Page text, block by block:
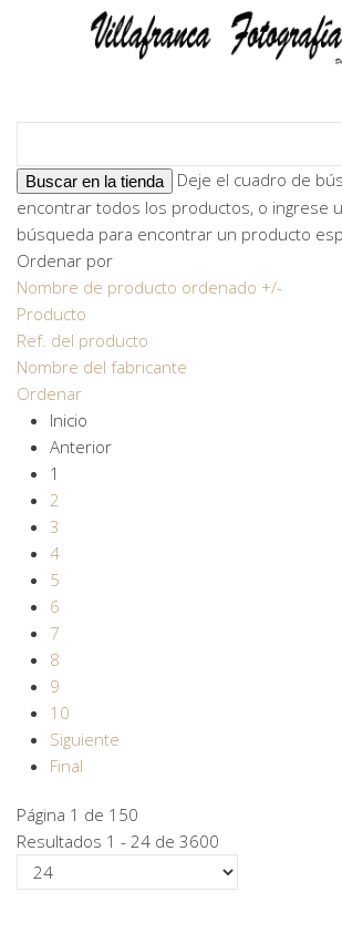
Deje el cuadro de
encontrar todos los productos, o ingrese
búsqueda para encontrar un producto
Ordenar por
Nombre de producto ordenado +/-
Producto
Ref. del producto
Nombre del fabricante
Ordenar
Inicio
Anterior
1
2
3
4
5
6
7
8
9
10
Siguiente
Final
Página 1 de 150
Resultados 1 - 24 de 3600